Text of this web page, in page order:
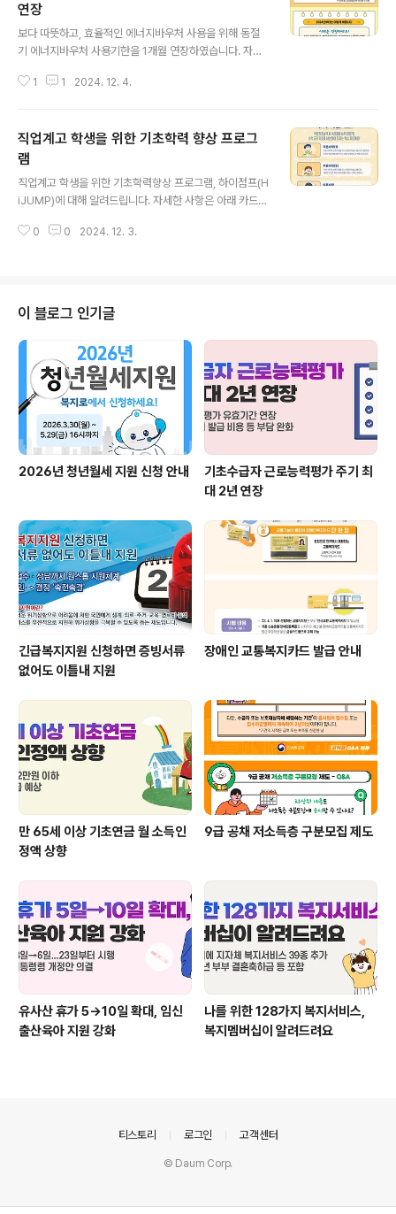
연장
보다 따뜻하고, 효율적인 에너지바우처 사용을 위해 동절
기 에너지바우처 사용기한을 1개월 연장하였습니다. 자세
업통상자원부, 한국에너지공단 ▼ 또 다른 복지로를 소개
1 1 2024. 12. 4.
직업계고 학생을 위한 기초학력 향상 프로그
램
직업계고 학생을 위한 기초학력향상 프로그램, 하이점프(H
iJUMP)에 대해 알려드립니다. 자세한 사항은 아래 카드뉴
를 소개합니다 ▼
0 0 2024. 12. 3.
이 블로그 인기글
2026년 청년월세 지원 신청 안내
기초수급자 근로능력평가 주기 최
대 2년 연장
긴급복지지원 신청하면 증빙서류
없어도 이틀내 지원
장애인 교통복지카드 발급 안내
만 65세 이상 기초연금 월 소득인
정액 상향
9급 공채 저소득층 구분모집 제도
유사산 휴가 5→10일 확대, 임신
출산육아 지원 강화
나를 위한 128가지 복지서비스,
복지멤버십이 알려드려요
티스토리 로그인 고객센터
© Daum Corp.